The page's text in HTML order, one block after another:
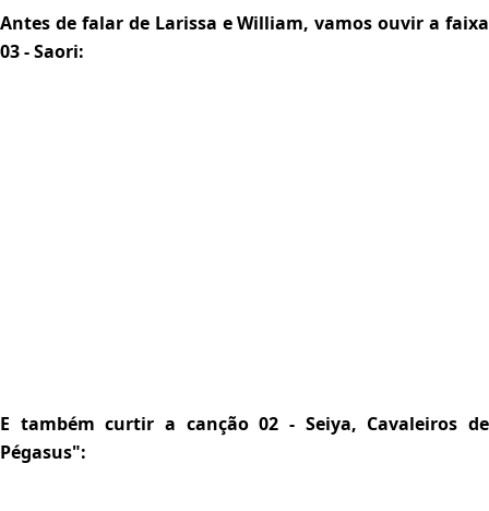
Antes de falar de Larissa e William, vamos ouvir a faixa
03 - Saori:
E também curtir a canção 02 - Seiya, Cavaleiros de
Pégasus":